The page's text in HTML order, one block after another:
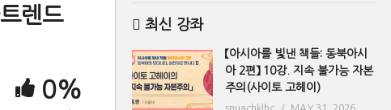
렌드
0%
최신 강좌
【아시아를 빛낸 책들: 동북아시
아 2편】 10강. 지속 불가능 자본
주의(사이토 고헤이)